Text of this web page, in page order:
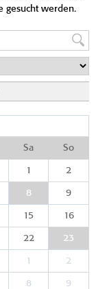
gesucht werden.
Sa So
1 2
8 9
15 16
22 23
1 2
8 9